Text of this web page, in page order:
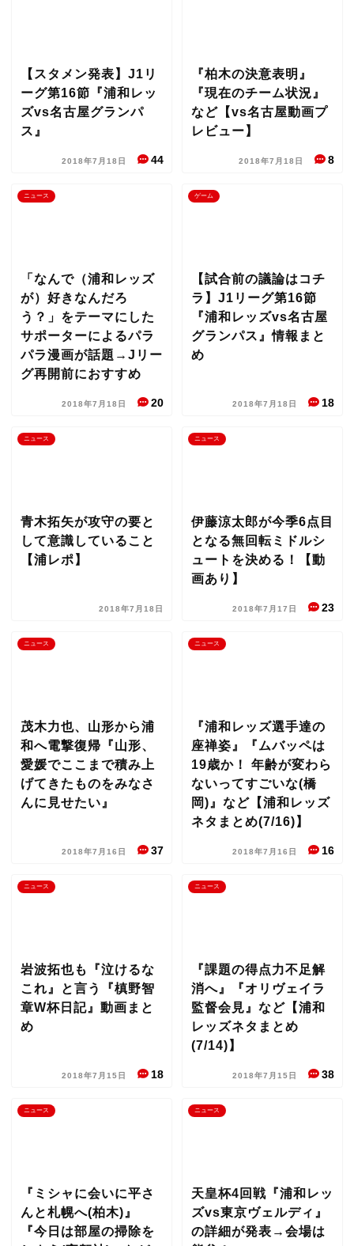
【スタメン発表】J1リ
ーグ第16節『浦和レッ
ズvs名古屋グランパ
ス』
2018年7月18日 44
『柏木の決意表明』
『現在のチーム状況』
など【vs名古屋動画プ
レビュー】
2018年7月18日 8
ニュース
「なんで（浦和レッズ
が）好きなんだろ
う？」をテーマにした
サポーターによるパラ
パラ漫画が話題→Jリー
グ再開前におすすめ
2018年7月18日 20
ゲーム
【試合前の議論はコチ
ラ】J1リーグ第16節
『浦和レッズvs名古屋
グランパス』情報まと
め
2018年7月18日 18
ニュース
青木拓矢が攻守の要と
して意識していること
【浦レポ】
2018年7月18日
ニュース
伊藤涼太郎が今季6点目
となる無回転ミドルシ
ュートを決める！【動
画あり】
2018年7月17日 23
ニュース
茂木力也、山形から浦
和へ電撃復帰『山形、
愛媛でここまで積み上
げてきたものをみなさ
んに見せたい』
2018年7月16日 37
ニュース
『浦和レッズ選手達の
座禅姿』『ムバッペは
19歳か！ 年齢が変わら
ないってすごいな(橋
岡)』など【浦和レッズ
ネタまとめ(7/16)】
2018年7月16日 16
ニュース
岩波拓也も『泣けるな
これ』と言う『槙野智
章W杯日記』動画まと
め
2018年7月15日 18
ニュース
『課題の得点力不足解
消へ』『オリヴェイラ
監督会見』など【浦和
レッズネタまとめ
(7/14)】
2018年7月15日 38
ニュース
『ミシャに会いに平さ
んと札幌へ(柏木)』
『今日は部屋の掃除を
ニュース
天皇杯4回戦『浦和レッ
ズvs東京ヴェルディ』
の詳細が発表→会場は